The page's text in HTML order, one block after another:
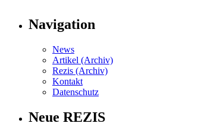
Navigation
News
Artikel (Archiv)
Rezis (Archiv)
Kontakt
Datenschutz
Neue REZIS